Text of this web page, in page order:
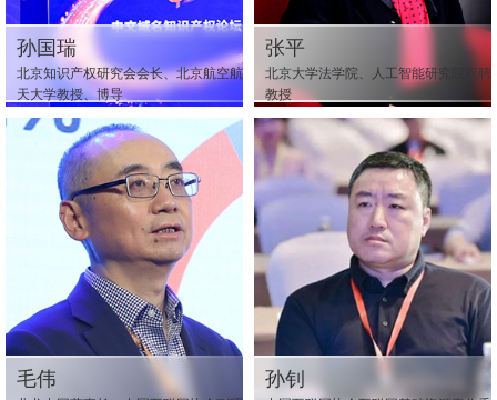
孙国瑞
北京知识产权研究会会长、北京航空航
天大学教授、博导
张平
北京大学法学院、人工智能研究院双聘
教授
毛伟 孙钊